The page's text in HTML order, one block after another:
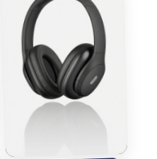
프롬프트 복사